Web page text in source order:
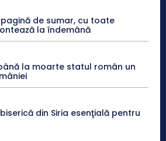
pagină de sumar, cu toate
la îndemână
la moarte statul român un
din Siria esenţială pentru